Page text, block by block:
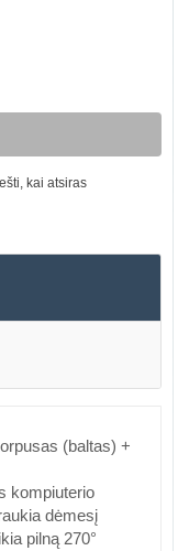
kai atsiras
(baltas) +
kompiuterio
dėmesį
pilną 270°